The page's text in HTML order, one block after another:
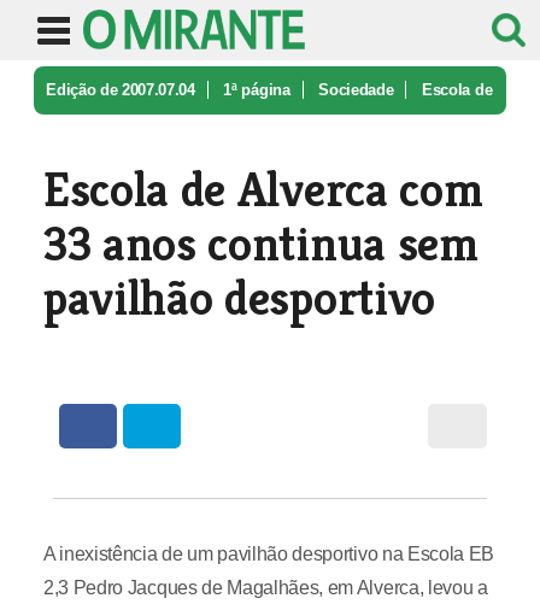
Edição de 2007.07.04 1ª página Sociedade Escola de
Escola de Alverca com
33 anos continua sem
pavilhão desportivo
A inexistência de um pavilhão desportivo na Escola EB
2,3 Pedro Jacques de Magalhães, em Alverca, levou a